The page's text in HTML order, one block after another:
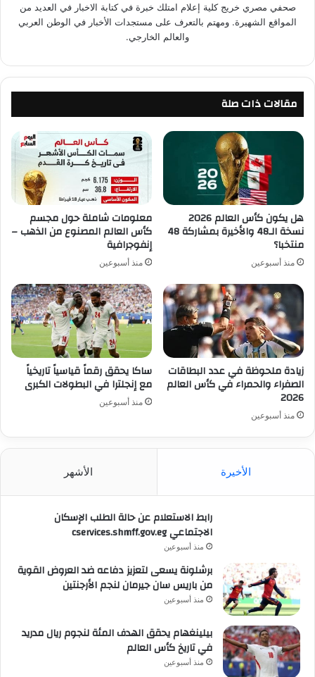
صحفي مصري خريج كلية إعلام امتلك خبرة في كتابة الاخبار في العديد من
المواقع الشهيرة. ومهتم بالتعرف على مستجدات الأخبار في الوطن العربي
والعالم الخارجي.
مقالات ذات صلة
هل يكون كأس العالم 2026
نسخة الـ48 والأخيرة بمشاركة 48
منتخبا؟
منذ أسبوعين
معلومات شاملة حول مجسم
كأس العالم المصنوع من الذهب –
إنفوجرافية
منذ أسبوعين
زيادة ملحوظة في عدد البطاقات
الصفراء والحمراء في كأس العالم
2026
منذ أسبوعين
ساكا يحقق رقماً قياسياً تاريخياً
مع إنجلترا في البطولات الكبرى
منذ أسبوعين
الأخيرة الأشهر
رابط الاستعلام عن حالة الطلب الإسكان
الاجتماعي cservices.shmff.gov.eg
منذ أسبوعين
برشلونة يسعى لتعزيز دفاعه ضد العروض القوية
من باريس سان جيرمان لنجم الأرجنتين
منذ أسبوعين
بيلينغهام يحقق الهدف المئة لنجوم ريال مدريد
في تاريخ كأس العالم
منذ أسبوعين